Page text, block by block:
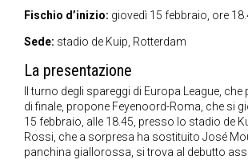
Fischio d’inizio: giovedì 15 febbraio, ore
Sede: stadio de Kuip, Rotterdam
La presentazione
Il turno degli spareggi di Europa League, che
di finale, propone Feyenoord-Roma, che si
15 febbraio, alle 18.45, presso lo stadio de
Rossi, che a sorpresa ha sostituito José
panchina giallorossa, si trova al debutto